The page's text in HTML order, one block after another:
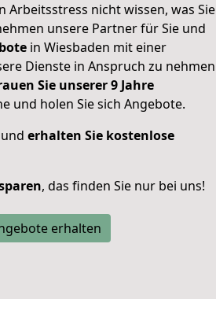
Arbeitsstress nicht wissen, was Sie
unsere Partner für Sie und
in Wiesbaden mit einer
Dienste in Anspruch zu nehmen
Sie unserer 9 Jahre
und holen Sie sich Angebote.
erhalten Sie kostenlose
, das finden Sie nur bei uns!
erhalten